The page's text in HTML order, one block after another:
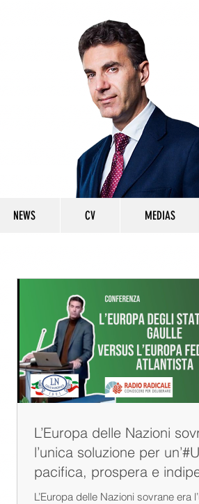
NEWS CV MEDIAS
L’Europa delle Nazioni
l’unica soluzione per
pacifica, prospera e
Del Valle/RadioRadicale
L’Europa delle Nazioni sovrane era